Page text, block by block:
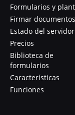
Formularios y
Firmar documentos
Estado del servidor
Precios
Biblioteca de
formularios
Características
Funciones